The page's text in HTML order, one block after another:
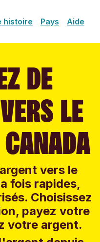
histoire Pays Aide
DE
LE
vers le
fois rapides,
Choisissez
payez votre
votre argent.